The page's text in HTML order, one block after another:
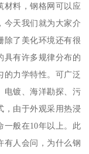
材料，钢格网可以应
今天我们就为大家介
除了美化环境还有很
具有许多规律分布的
的力学特性。可广泛
电镀、海洋勘探、污
，由于外观采用热浸
一般在10年以上。此
有人会问，为什么钢